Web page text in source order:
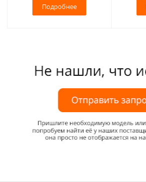
Подробнее